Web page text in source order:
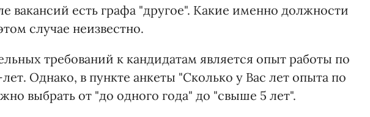
вакансий есть графа "другое". Какие именно должности
случае неизвестно.
требований к кандидатам является опыт работы по
Однако, в пункте анкеты "Сколько у Вас лет опыта по
выбрать от "до одного года" до "свыше 5 лет".